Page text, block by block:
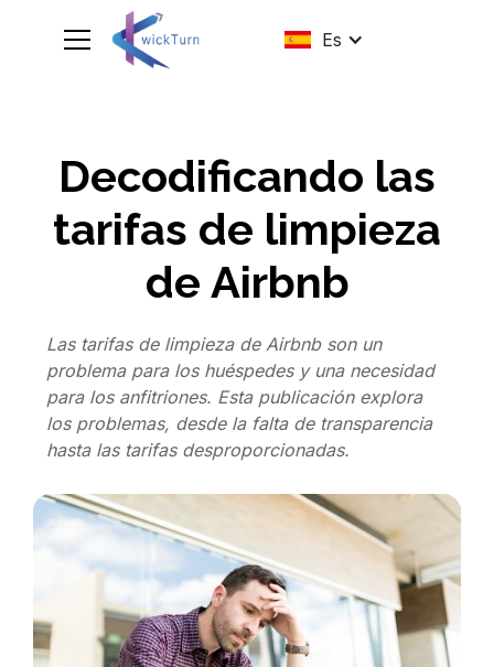
Es
Decodificando las
tarifas de limpieza
de Airbnb
Las tarifas de limpieza de Airbnb son un
problema para los huéspedes y una necesidad
para los anfitriones. Esta publicación explora
los problemas, desde la falta de transparencia
hasta las tarifas desproporcionadas.